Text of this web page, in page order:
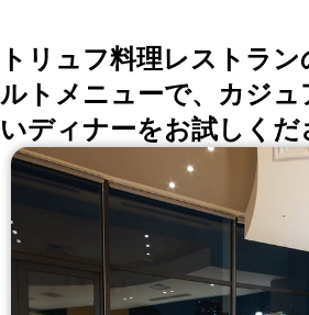
トリュフ料理レストラ
ルトメニューで、カジュ
いディナーをお試しくだ